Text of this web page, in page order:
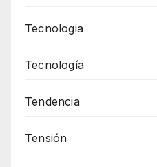
Tecnologia
Tecnología
Tendencia
Tensión